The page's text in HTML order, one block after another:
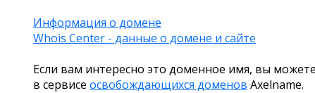
Информация о домене
Whois Center - данные о домене и сайте
Если вам интересно это доменное имя, вы
в сервисе освобождающихся доменов Axelname.